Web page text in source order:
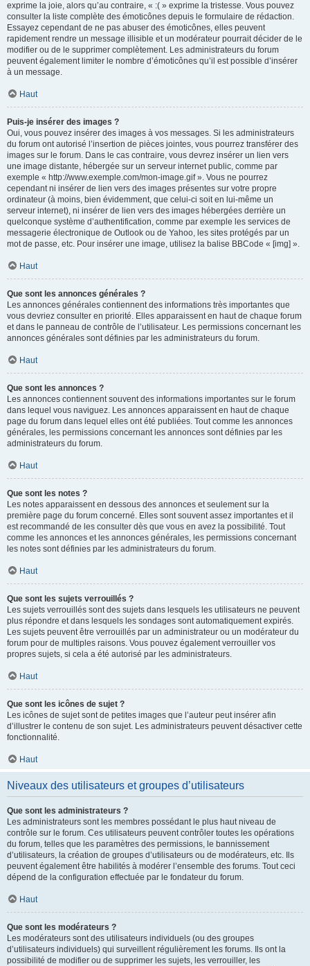
exprime la joie, alors qu’au contraire, « :( » exprime la tristesse. Vous pouvez
consulter la liste complète des émoticônes depuis le formulaire de rédaction.
Essayez cependant de ne pas abuser des émoticônes, elles peuvent
rapidement rendre un message illisible et un modérateur pourrait décider de le
modifier ou de le supprimer complètement. Les administrateurs du forum
peuvent également limiter le nombre d’émoticônes qu’il est possible d’insérer
à un message.
Haut
Puis-je insérer des images ?
Oui, vous pouvez insérer des images à vos messages. Si les administrateurs
du forum ont autorisé l’insertion de pièces jointes, vous pourrez transférer des
images sur le forum. Dans le cas contraire, vous devrez insérer un lien vers
une image distante, hébergée sur un serveur internet public, comme par
exemple « http://www.exemple.com/mon-image.gif ». Vous ne pourrez
cependant ni insérer de lien vers des images présentes sur votre propre
ordinateur (à moins, bien évidemment, que celui-ci soit en lui-même un
serveur internet), ni insérer de lien vers des images hébergées derrière un
quelconque système d’authentification, comme par exemple les services de
messagerie électronique de Outlook ou de Yahoo, les sites protégés par un
mot de passe, etc. Pour insérer une image, utilisez la balise BBCode « [img] ».
Haut
Que sont les annonces générales ?
Les annonces générales contiennent des informations très importantes que
vous devriez consulter en priorité. Elles apparaissent en haut de chaque forum
et dans le panneau de contrôle de l’utilisateur. Les permissions concernant les
annonces générales sont définies par les administrateurs du forum.
Haut
Que sont les annonces ?
Les annonces contiennent souvent des informations importantes sur le forum
dans lequel vous naviguez. Les annonces apparaissent en haut de chaque
page du forum dans lequel elles ont été publiées. Tout comme les annonces
générales, les permissions concernant les annonces sont définies par les
administrateurs du forum.
Haut
Que sont les notes ?
Les notes apparaissent en dessous des annonces et seulement sur la
première page du forum concerné. Elles sont souvent assez importantes et il
est recommandé de les consulter dès que vous en avez la possibilité. Tout
comme les annonces et les annonces générales, les permissions concernant
les notes sont définies par les administrateurs du forum.
Haut
Que sont les sujets verrouillés ?
Les sujets verrouillés sont des sujets dans lesquels les utilisateurs ne peuvent
plus répondre et dans lesquels les sondages sont automatiquement expirés.
Les sujets peuvent être verrouillés par un administrateur ou un modérateur du
forum pour de multiples raisons. Vous pouvez également verrouiller vos
propres sujets, si cela a été autorisé par les administrateurs.
Haut
Que sont les icônes de sujet ?
Les icônes de sujet sont de petites images que l’auteur peut insérer afin
d’illustrer le contenu de son sujet. Les administrateurs peuvent désactiver cette
fonctionnalité.
Haut
Niveaux des utilisateurs et groupes d’utilisateurs
Que sont les administrateurs ?
Les administrateurs sont les membres possédant le plus haut niveau de
contrôle sur le forum. Ces utilisateurs peuvent contrôler toutes les opérations
du forum, telles que les paramètres des permissions, le bannissement
d’utilisateurs, la création de groupes d’utilisateurs ou de modérateurs, etc. Ils
peuvent également être habilités à modérer l’ensemble des forums. Tout ceci
dépend de la configuration effectuée par le fondateur du forum.
Haut
Que sont les modérateurs ?
Les modérateurs sont des utilisateurs individuels (ou des groupes
d’utilisateurs individuels) qui surveillent régulièrement les forums. Ils ont la
possibilité de modifier ou de supprimer les sujets, les verrouiller, les